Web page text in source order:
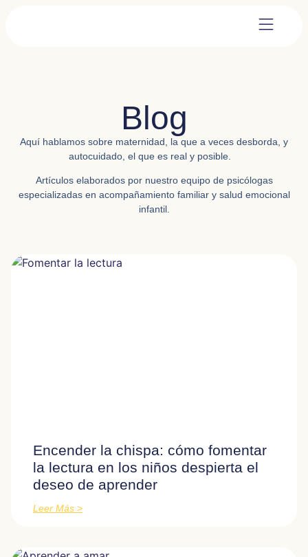
Blog
Aquí hablamos sobre maternidad, la que a veces desborda, y
autocuidado, el que es real y posible.
Artículos elaborados por nuestro equipo de psicólogas
especializadas en acompañamiento familiar y salud emocional
infantil.
Encender la chispa: cómo fomentar
la lectura en los niños despierta el
deseo de aprender
Leer Más >